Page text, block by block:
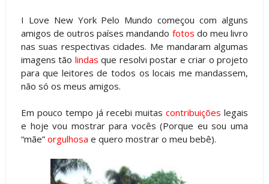
I Love New York Pelo Mundo começou com alguns
amigos de outros países mandando fotos do meu livro
nas suas respectivas cidades. Me mandaram algumas
imagens tão lindas que resolvi postar e criar o projeto
para que leitores de todos os locais me mandassem,
não só os meus amigos.
Em pouco tempo já recebi muitascontribuições legais
e hoje vou mostrar para vocês (Porque eu sou uma
“mãe” orgulhosa e quero mostrar o meu bebê).